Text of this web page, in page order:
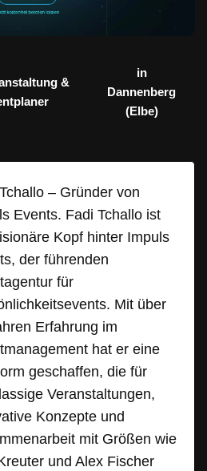
&
in
Dannenberg
(Elbe)
– Gründer von
Events. Fadi Tchallo ist
Kopf hinter Impuls
der führenden
für
Mit über
Erfahrung im
hat er eine
geschaffen, die für
Veranstaltungen,
Konzepte und
mit Größen wie
und Alex Fischer